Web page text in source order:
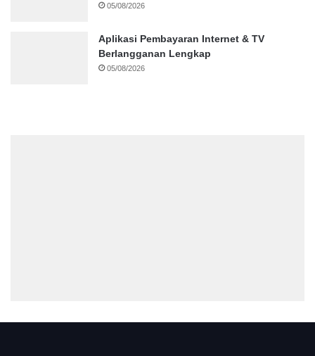
05/08/2026
Aplikasi Pembayaran Internet & TV
Berlangganan Lengkap
05/08/2026